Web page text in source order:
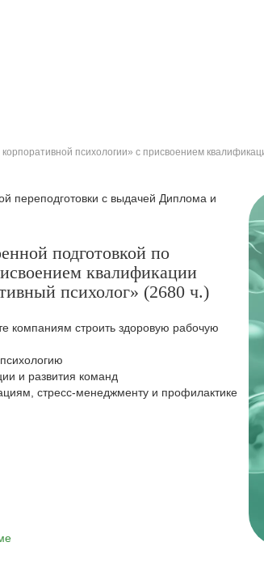
психологии» с присвоением
переподготовки с выдачей Диплома и
подготовкой по
квалификации
психолог» (2680 ч.)
компаниям строить здоровую рабочую
и развития команд
стресс-менеджменту и профилактике